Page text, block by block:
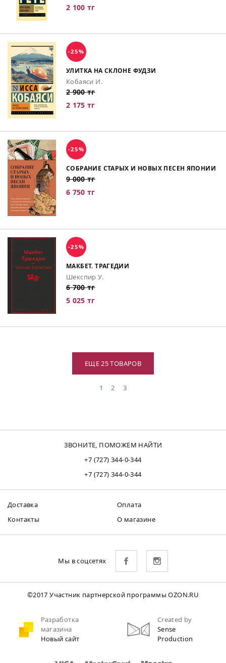
2 100 тг
-25%
УЛИТКА НА СКЛОНЕ ФУДЗИ
Кобаяси И.
2 900 тг
2 175 тг
-25%
СОБРАНИЕ СТАРЫХ И НОВЫХ ПЕСЕН ЯПОНИИ
9 000 тг
6 750 тг
-25%
МАКБЕТ. ТРАГЕДИИ
Шекспир У.
6 700 тг
5 025 тг
ЕЩЕ 25 ТОВАРОВ
1 2 3
ЗВОНИТЕ, ПОМОЖЕМ НАЙТИ
+7 (727) 344-0-344
+7 (727) 344-0-344
Доставка
Оплата
Контакты
О магазине
Мы в соцсетях
©2017 Участник партнерской программы OZON.RU
Разработка
магазина
Новый сайт
Created by
Sense
Production